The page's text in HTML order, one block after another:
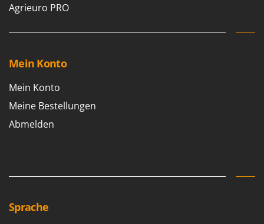
Agrieuro PRO
Mein Konto
Mein Konto
Meine Bestellungen
Abmelden
Sprache